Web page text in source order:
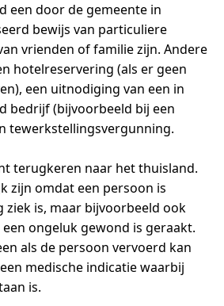
een door de gemeente in
bewijs van particuliere
vrienden of familie zijn. Andere
hotelreservering (als er geen
een uitnodiging van een in
bedrijf (bijvoorbeeld bij een
tewerkstellingsvergunning.
terugkeren naar het thuisland.
zijn omdat een persoon is
ziek is, maar bijvoorbeeld ook
ongeluk gewond is geraakt.
als de persoon vervoerd kan
medische indicatie waarbij
is.